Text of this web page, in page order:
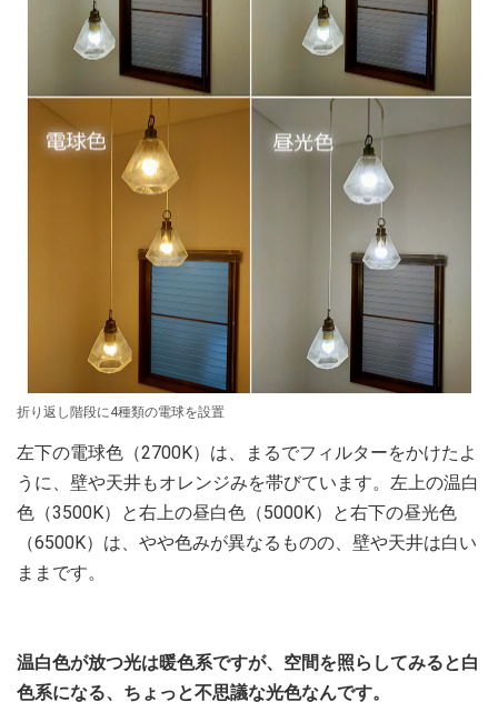
折り返し階段に4種類の電球を設置
左下の電球色（2700K）は、まるでフィルターをかけたよ
うに、壁や天井もオレンジみを帯びています。左上の温白
色（3500K）と右上の昼白色（5000K）と右下の昼光色
（6500K）は、やや色みが異なるものの、壁や天井は白い
ままです。
温白色が放つ光は暖色系ですが、空間を照らしてみると白
色系になる、ちょっと不思議な光色なんです。